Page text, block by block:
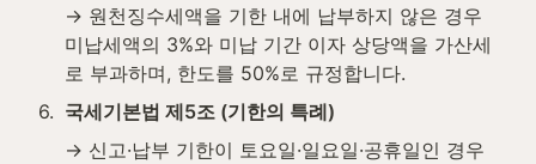
→ 원천징수세액을 기한 내에 납부하지 않은 경우
미납세액의 3%와 미납 기간 이자 상당액을 가산세
로 부과하며, 한도를 50%로 규정합니다.
6. 국세기본법 제5조 (기한의 특례)
→ 신고·납부 기한이 토요일·일요일·공휴일인 경우